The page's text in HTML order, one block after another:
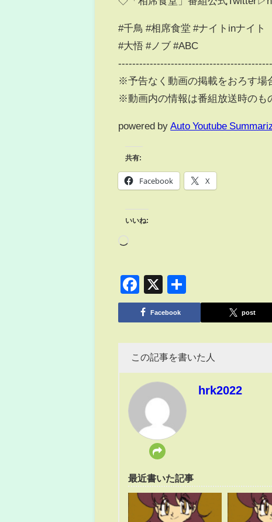
#千鳥 #相席食堂 #ナイトinナイト
#大悟 #ノブ #ABC
※予告なく動画の掲載をおろす場
※動画内の情報は番組放送時のも
powered by Auto Youtube
共有:
Facebook X
いいね:
Facebook
X
有
Facebook post
この記事を書いた人
hrk2022
最近書いた記事